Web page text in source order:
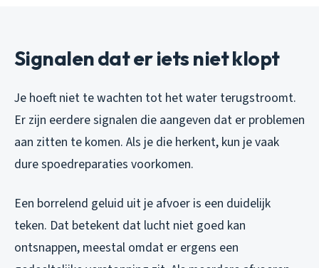
Signalen dat er iets niet klopt
Je hoeft niet te wachten tot het water terugstroomt.
Er zijn eerdere signalen die aangeven dat er problemen
aan zitten te komen. Als je die herkent, kun je vaak
dure spoedreparaties voorkomen.
Een borrelend geluid uit je afvoer is een duidelijk
teken. Dat betekent dat lucht niet goed kan
ontsnappen, meestal omdat er ergens een